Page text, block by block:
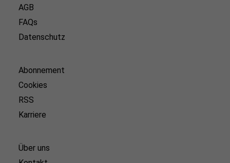
AGB
FAQs
Datenschutz
Abonnement
Cookies
RSS
Karriere
Über uns